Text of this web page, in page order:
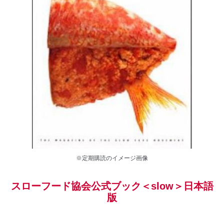
※定期購読のイメージ画像
スローフード協会公式ブック＜slow＞日本語
版